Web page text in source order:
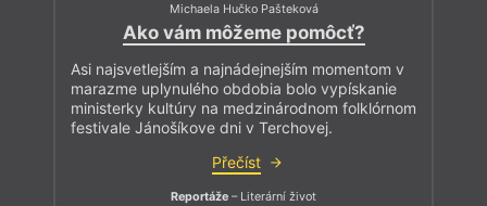
Michaela Hučko Pašteková
Ako vám môžeme pomôcť?
Asi najsvetlejším a najnádejnejším momentom v
marazme uplynulého obdobia bolo vypískanie
ministerky kultúry na medzinárodnom folklórnom
festivale Jánošíkove dni v Terchovej.
Přečíst
Reportáže – Literární život